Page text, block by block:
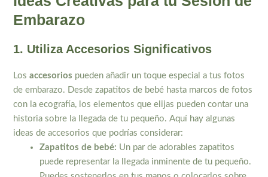
Embarazo
1. Utiliza Accesorios Significativos
Losaccesorios pueden añadir un toque especial a tus fotos
de embarazo. Desde zapatitos de bebé hasta marcos de fotos
con la ecografía, los elementos que elijas pueden contar una
historia sobre la llegada de tu pequeño. Aquí hay algunas
ideas de accesorios que podrías considerar:
Zapatitos de bebé: Un par de adorables zapatitos
puede representar la llegada inminente de tu pequeño.